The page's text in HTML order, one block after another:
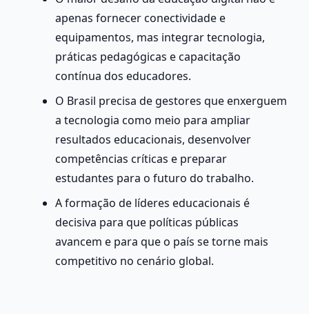
apenas fornecer conectividade e
equipamentos, mas integrar tecnologia,
práticas pedagógicas e capacitação
contínua dos educadores.
O Brasil precisa de gestores que enxerguem
a tecnologia como meio para ampliar
resultados educacionais, desenvolver
competências críticas e preparar
estudantes para o futuro do trabalho.
A formação de líderes educacionais é
decisiva para que políticas públicas
avancem e para que o país se torne mais
competitivo no cenário global.